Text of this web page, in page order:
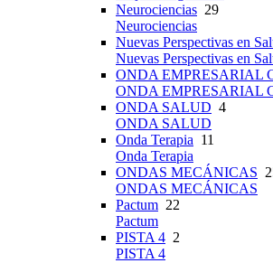
Neurociencias 29
Neurociencias
Nuevas Perspectivas en
Nuevas Perspectivas en
ONDA EMPRESARIAL
ONDA EMPRESARIAL
ONDA SALUD 4
ONDA SALUD
Onda Terapia 11
Onda Terapia
ONDAS MECÁNICAS
ONDAS MECÁNICAS
Pactum 22
Pactum
PISTA 4 2
PISTA 4